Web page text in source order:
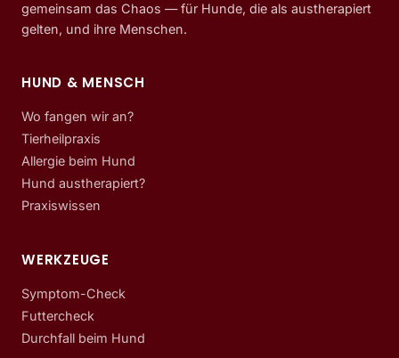
gemeinsam das Chaos — für Hunde, die als austherapiert
gelten, und ihre Menschen.
HUND & MENSCH
Wo fangen wir an?
Tierheilpraxis
Allergie beim Hund
Hund austherapiert?
Praxiswissen
WERKZEUGE
Symptom-Check
Futtercheck
Durchfall beim Hund